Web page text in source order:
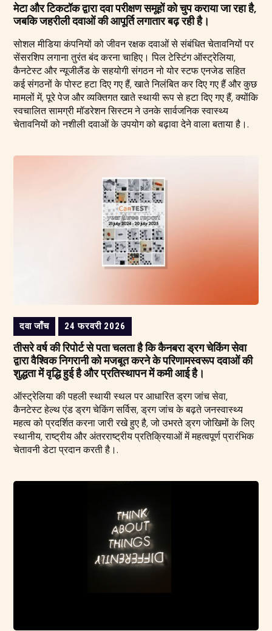
मेटा और टिकटॉक द्वारा दवा परीक्षण समूहों को चुप कराया जा रहा है,
जबकि जहरीली दवाओं की आपूर्ति लगातार बढ़ रही है।
सोशल मीडिया कंपनियों को जीवन रक्षक दवाओं से संबंधित चेतावनियों पर
सेंसरशिप लगाना तुरंत बंद करना चाहिए। पिल टेस्टिंग ऑस्ट्रेलिया,
कैनटेस्ट और न्यूजीलैंड के सहयोगी संगठन नो योर स्टफ एनजेड सहित
कई संगठनों के पोस्ट हटा दिए गए हैं, खाते निलंबित कर दिए गए हैं और कुछ
मामलों में, पूरे पेज और व्यक्तिगत खाते स्थायी रूप से हटा दिए गए हैं, क्योंकि
स्वचालित सामग्री मॉडरेशन सिस्टम ने उनके सार्वजनिक स्वास्थ्य
चेतावनियों को नशीली दवाओं के उपयोग को बढ़ावा देने वाला बताया है।.
दवा जाँच 24 फरवरी 2026
तीसरे वर्ष की रिपोर्ट से पता चलता है कि कैनबरा ड्रग चेकिंग सेवा
द्वारा वैश्विक निगरानी को मजबूत करने के परिणामस्वरूप दवाओं की
शुद्धता में वृद्धि हुई है और प्रतिस्थापन में कमी आई है।
ऑस्ट्रेलिया की पहली स्थायी स्थल पर आधारित ड्रग जांच सेवा,
कैनटेस्ट हेल्थ एंड ड्रग चेकिंग सर्विस, ड्रग जांच के बढ़ते जनस्वास्थ्य
महत्व को प्रदर्शित करना जारी रखे हुए है, जो उभरते ड्रग जोखिमों के लिए
स्थानीय, राष्ट्रीय और अंतरराष्ट्रीय प्रतिक्रियाओं में महत्वपूर्ण प्रारंभिक
चेतावनी डेटा प्रदान करती है।.